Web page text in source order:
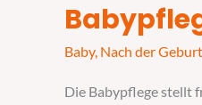
Baby, Nach der Geburt
Die Babypflege stellt
Babypflege
sollten